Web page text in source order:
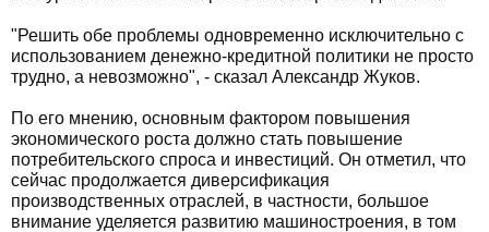
"Решить обе проблемы одновременно исключительно с
использованием денежно-кредитной политики не просто
трудно, а невозможно", - сказал Александр Жуков.
По его мнению, основным фактором повышения
экономического роста должно стать повышение
потребительского спроса и инвестиций. Он отметил, что
сейчас продолжается диверсификация
производственных отраслей, в частности, большое
внимание уделяется развитию машиностроения, в том